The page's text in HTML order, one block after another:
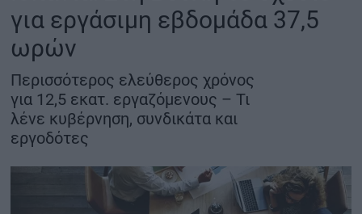
REAL ESTATE
ΠΕΡΙΒΑΛΛΟΝ
ΕΝΕΡΓΕΙΑ
ΜΕΤΑΦΟΡΕΣ - ΗΛΕΚΤΡΟΚΙΝΗΣΗ
ΨΗΦΙΑΚΟΣ ΚΟΣΜΟΣ
για εργάσιμη εβδομάδα 37,5
ωρών
Περισσότερος ελεύθερος χρόνος
για 12,5 εκατ. εργαζόμενους – Τι
λένε κυβέρνηση, συνδικάτα και
εργοδότες